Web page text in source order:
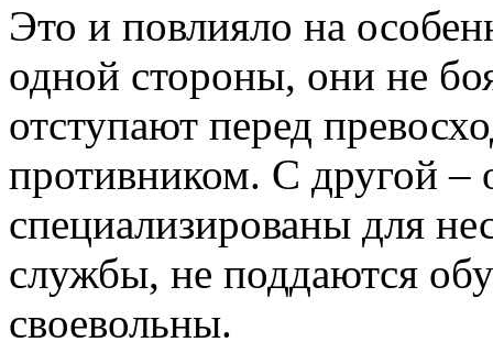
Это и повлияло на
одной стороны, они не
отступают перед
противником. С другой –
специализированы для
службы, не поддаются
своевольны.